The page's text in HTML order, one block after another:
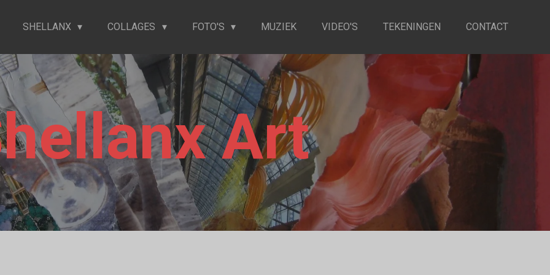
SHELLANX COLLAGES FOTO'S MUZIEK VIDEO'S TEKENINGEN CONTACT
Art